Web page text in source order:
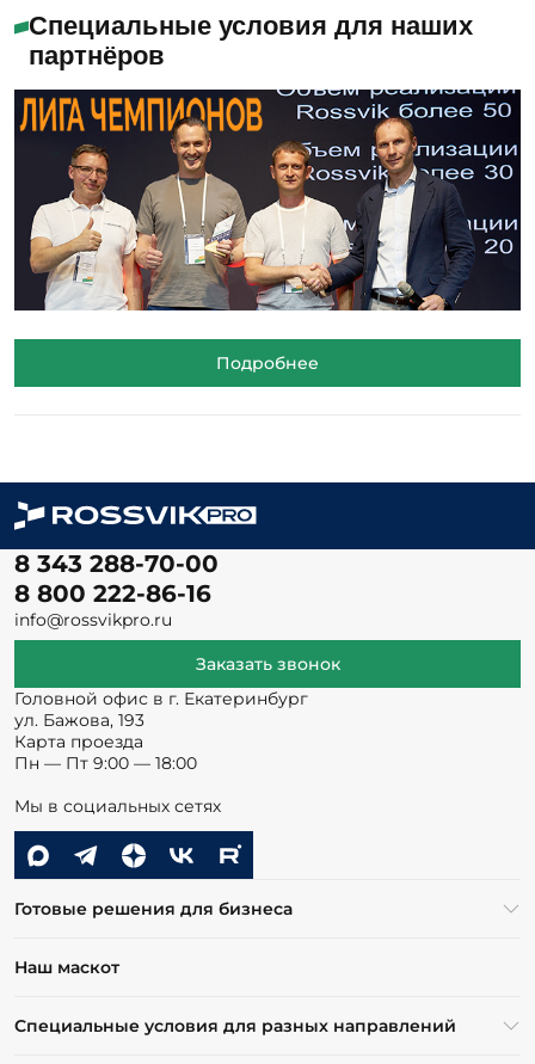
Специальные условия для наших
партнёров
Подробнее
8 343 288-70-00
8 800 222-86-16
info@rossvikpro.ru
Заказать звонок
Головной офис в г. Екатеринбург
ул. Бажова, 193
Карта проезда
Пн — Пт 9:00 — 18:00
Мы в социальных сетях
Готовые решения для бизнеса
Наш маскот
Специальные условия для разных направлений